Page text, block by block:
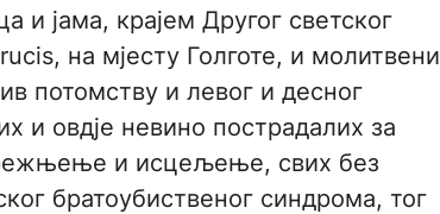
и јама, крајем Другог светског
на мјесту Голготе, и молитвени
потомству и левог и десног
и овдје невино пострадалих за
и исцељење, свих без
братоубиственог синдрома, тог